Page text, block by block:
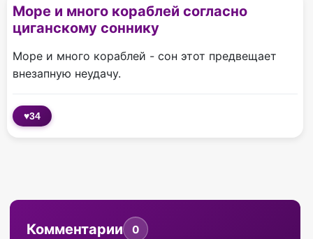
Море и много кораблей согласно
циганскому соннику
Море и много кораблей - сон этот предвещает
внезапную неудачу.
♥34
Комментарии 0